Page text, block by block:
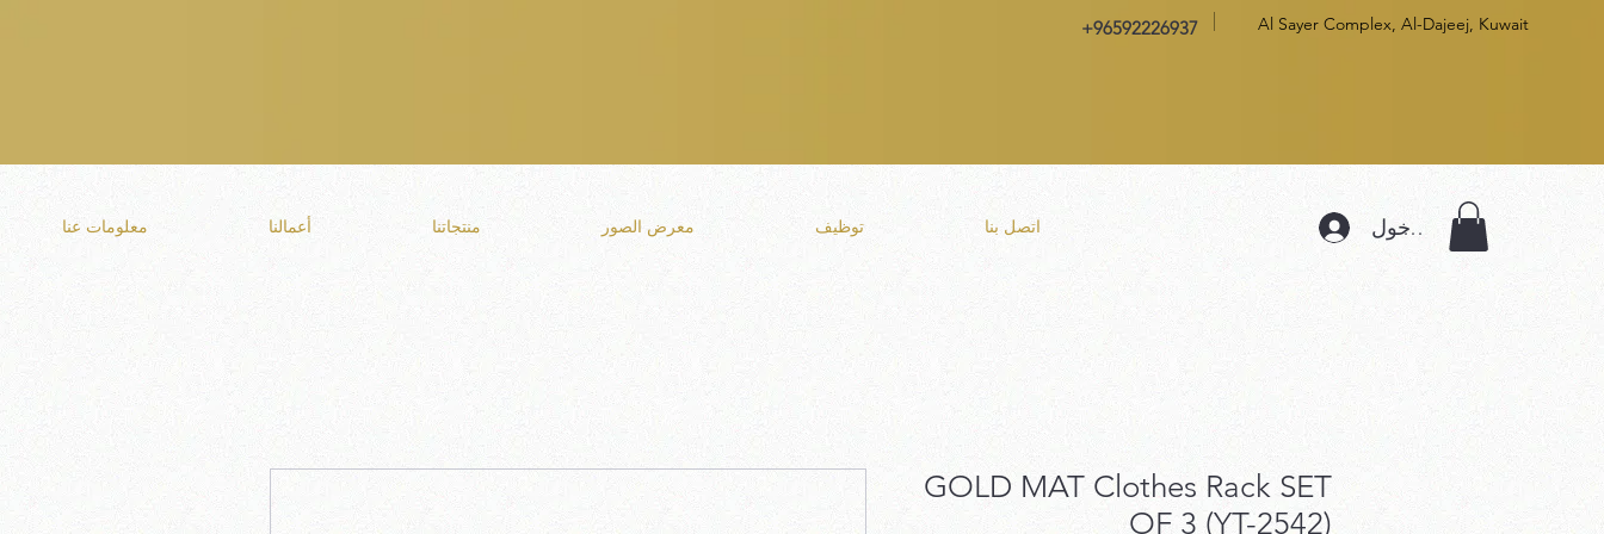
+96592226937 Al Sayer Complex, Al-Dajeej, Kuwait
معلومات عنا أعمالنا منتجاتنا معرض الصور توظيف اتصل بنا تسجيل الدخول
GOLD MAT Clothes Rack SET
OF 3 (YT-2542)